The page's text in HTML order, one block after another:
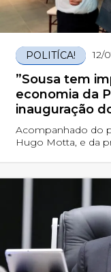
POLITÍCA! 12/
”Sousa tem
economia da
inauguração
Pau Brasil
Acompanhado do
Hugo Motta, e da
do ex-governador
do prefeito de